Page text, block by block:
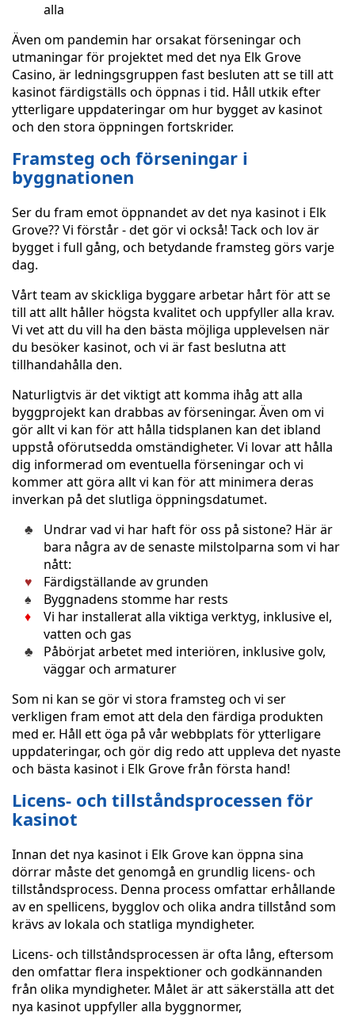
alla
Även om pandemin har orsakat förseningar och
utmaningar för projektet med det nya Elk Grove
Casino, är ledningsgruppen fast besluten att se till att
kasinot färdigställs och öppnas i tid. Håll utkik efter
ytterligare uppdateringar om hur bygget av kasinot
och den stora öppningen fortskrider.
Framsteg och förseningar i
byggnationen
Ser du fram emot öppnandet av det nya kasinot i Elk
Grove?? Vi förstår - det gör vi också! Tack och lov är
bygget i full gång, och betydande framsteg görs varje
dag.
Vårt team av skickliga byggare arbetar hårt för att se
till att allt håller högsta kvalitet och uppfyller alla krav.
Vi vet att du vill ha den bästa möjliga upplevelsen när
du besöker kasinot, och vi är fast beslutna att
tillhandahålla den.
Naturligtvis är det viktigt att komma ihåg att alla
byggprojekt kan drabbas av förseningar. Även om vi
gör allt vi kan för att hålla tidsplanen kan det ibland
uppstå oförutsedda omständigheter. Vi lovar att hålla
dig informerad om eventuella förseningar och vi
kommer att göra allt vi kan för att minimera deras
inverkan på det slutliga öppningsdatumet.
Undrar vad vi har haft för oss på sistone? Här är
bara några av de senaste milstolparna som vi har
nått:
Färdigställande av grunden
Byggnadens stomme har rests
Vi har installerat alla viktiga verktyg, inklusive el,
vatten och gas
Påbörjat arbetet med interiören, inklusive golv,
väggar och armaturer
Som ni kan se gör vi stora framsteg och vi ser
verkligen fram emot att dela den färdiga produkten
med er. Håll ett öga på vår webbplats för ytterligare
uppdateringar, och gör dig redo att uppleva det nyaste
och bästa kasinot i Elk Grove från första hand!
Licens- och tillståndsprocessen för
kasinot
Innan det nya kasinot i Elk Grove kan öppna sina
dörrar måste det genomgå en grundlig licens- och
tillståndsprocess. Denna process omfattar erhållande
av en spellicens, bygglov och olika andra tillstånd som
krävs av lokala och statliga myndigheter.
Licens- och tillståndsprocessen är ofta lång, eftersom
den omfattar flera inspektioner och godkännanden
från olika myndigheter. Målet är att säkerställa att det
nya kasinot uppfyller alla byggnormer,